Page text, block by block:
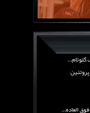
گلوتام...
العاده...